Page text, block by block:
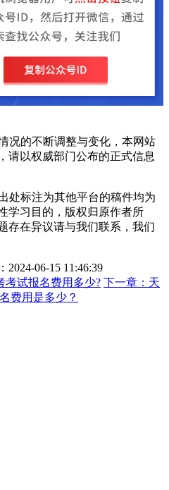
况的不断调整与变化，本网站
请以权威部门公布的正式信息
处标注为其他平台的稿件均为
学习目的，版权归原作者所
存在异议请与我们联系，我们
2024-06-15 11:46:39
考试报名费用多少? 下一章： 天
费用是多少？